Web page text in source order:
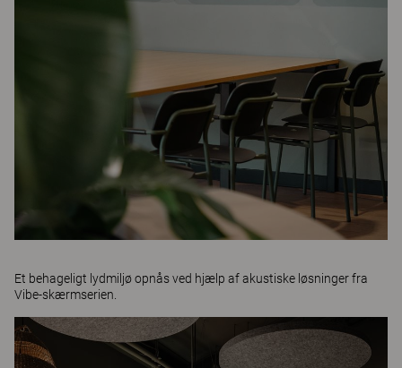
Et behageligt lydmiljø opnås ved hjælp af akustiske løsninger fra
Vibe-skærmserien.